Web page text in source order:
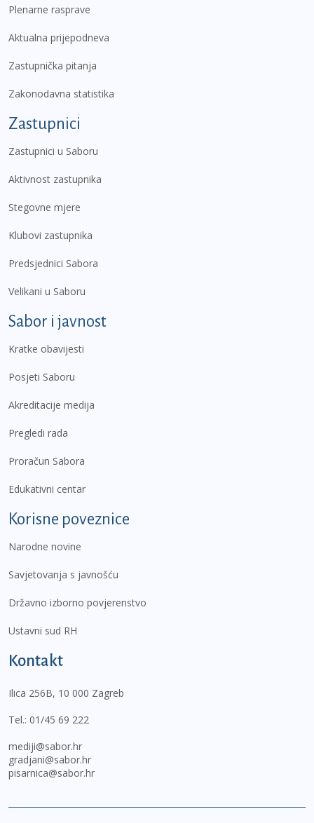
Plenarne rasprave
Aktualna prijepodneva
Zastupnička pitanja
Zakonodavna statistika
Zastupnici
Zastupnici u Saboru
Aktivnost zastupnika
Stegovne mjere
Klubovi zastupnika
Predsjednici Sabora
Velikani u Saboru
Sabor i javnost
Kratke obavijesti
Posjeti Saboru
Akreditacije medija
Pregledi rada
Proračun Sabora
Edukativni centar
Korisne poveznice
Narodne novine
Savjetovanja s javnošću
Državno izborno povjerenstvo
Ustavni sud RH
Kontakt
Ilica 256B, 10 000 Zagreb
Tel.: 01/45 69 222
mediji@sabor.hr
gradjani@sabor.hr
pisarnica@sabor.hr